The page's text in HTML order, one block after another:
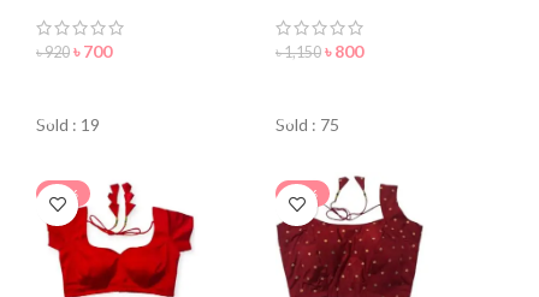
৳920 ৳700
Sold : 19
৳1,150 ৳800
Sold : 75
-15% -24%